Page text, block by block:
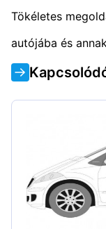
Tökéletes
autójába és